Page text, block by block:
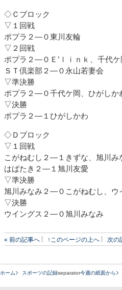
◇Ｃブロック
▽１回戦
ポプラ２―０東川友輪
▽２回戦
ポプラ２―０Ｅ’ｌｉｎｋ、千代
ＳＴ倶楽部２―０永山若妻会
▽準決勝
ポプラ２―０千代ケ岡、ひがし
▽決勝
ポプラ２―１ひがしかわ
◇Ｄブロック
▽１回戦
こがねむし２―１きずな、旭川
はばたき２―１旭川友愛
▽準決勝
旭川みなみ２―０こがねむし、ウ
▽決勝
ウイングス２―０旭川みなみ
« 前の記事へ ↑このページの上へ 次の
ホーム スポーツの記録separator今週の紙面から